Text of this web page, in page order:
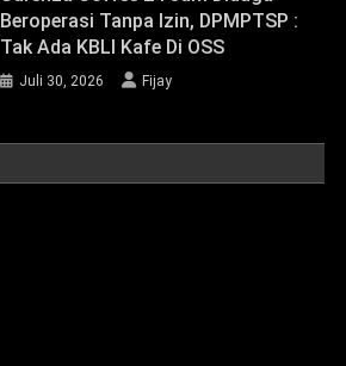
Beroperasi Tanpa Izin, DPMPTSP :
Tak Ada KBLI Kafe Di OSS
Juli 30, 2026 Fijay